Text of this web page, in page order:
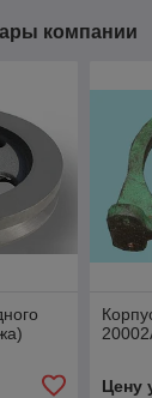
компании
Цену